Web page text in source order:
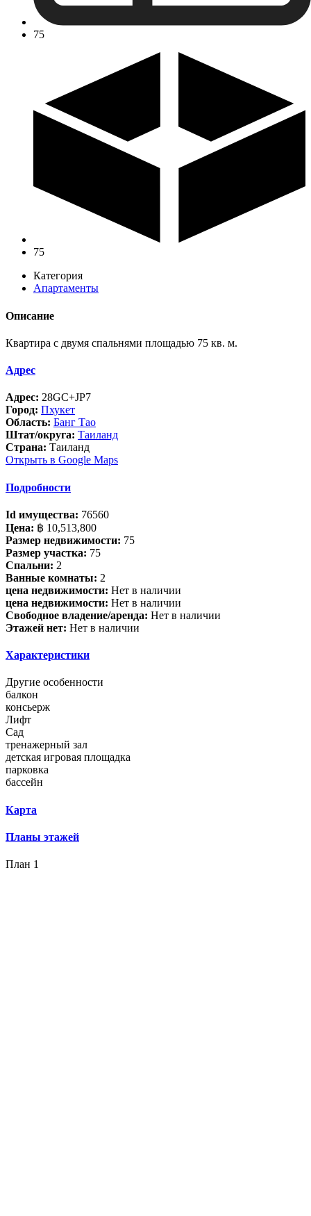
75
75
Категория
Апартаменты
Описание
Квартира с двумя спальнями площадью 75 кв. м.
Адрес
Адрес: 28GC+JP7
Город: Пхукет
Область: Банг Тао
Штат/округа: Таиланд
Страна: Таиланд
Открыть в Google Maps
Подробности
Id имущества: 76560
Цена: ฿ 10,513,800
Размер недвижимости: 75
Размер участка: 75
Спальни: 2
Ванные комнаты: 2
цена недвижимости: Нет в наличии
цена недвижимости: Нет в наличии
Свободное владение/аренда: Нет в наличии
Этажей нет: Нет в наличии
Характеристики
Другие особенности
балкон
консьерж
Лифт
Сад
тренажерный зал
детская игровая площадка
парковка
бассейн
Карта
Планы этажей
План 1